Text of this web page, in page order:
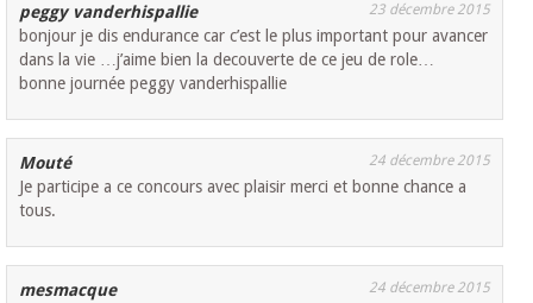
peggy vanderhispallie 23 décembre 2015
bonjour je dis endurance car c’est le plus important pour avancer
dans la vie …j’aime bien la decouverte de ce jeu de role…
bonne journée peggy vanderhispallie
Mouté 24 décembre 2015
Je participe a ce concours avec plaisir merci et bonne chance a
tous.
mesmacque 24 décembre 2015